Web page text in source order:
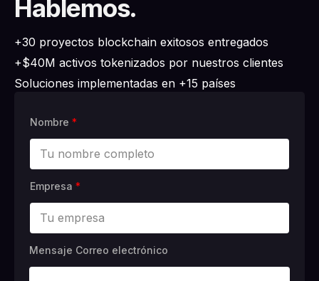
Hablemos.
+30 proyectos blockchain exitosos entregados
+$40M activos tokenizados por nuestros clientes
Soluciones implementadas en +15 países
Nombre *
Empresa *
Mensaje Correo electrónico